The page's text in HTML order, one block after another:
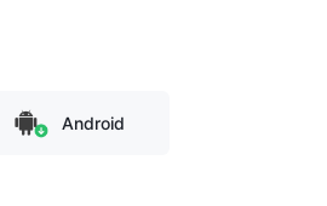
Android